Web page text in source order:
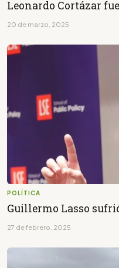
Leonardo Cortázar
20 de marzo, 2025
POLÍTICA
Guillermo Lasso
27 de febrero, 2025